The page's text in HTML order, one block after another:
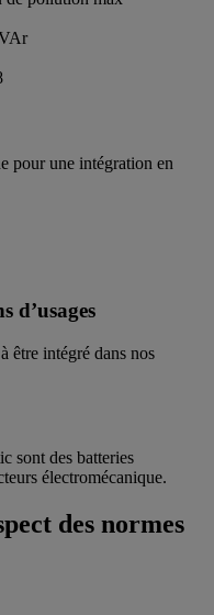
pour une intégration en
d’usages
être intégré dans nos
sont des batteries
électromécanique.
des normes